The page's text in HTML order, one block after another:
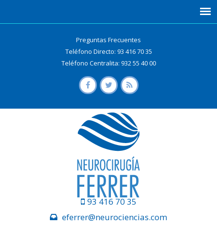
Preguntas Frecuentes
Teléfono Directo: 93 416 70 35
Teléfono Centralita: 932 55 40 00
93 416 70 35
eferrer@neurociencias.com